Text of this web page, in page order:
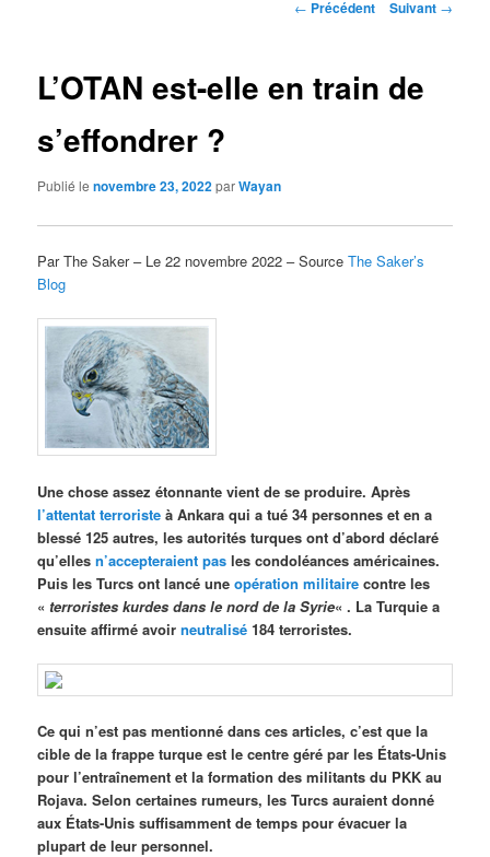
Navigation
← Précédent Suivant →
L’OTAN est-elle en train de
s’effondrer ?
Publié lenovembre 23, 2022parWayan
Par The Saker – Le 22 novembre 2022 – SourceThe Saker’s
Blog
Une chose assez étonnante vient de se produire. Après
l’attentat terroriste à Ankara qui a tué 34 personnes et en a
blessé 125 autres, les autorités turques ont d’abord déclaré
qu’ellesn’accepteraient pas les condoléances américaines.
Puis les Turcs ont lancé uneopération militaire contre les
« terroristes kurdes dans le nord de la Syrie« . La Turquie a
ensuite affirmé avoirneutralisé 184 terroristes.
Ce qui n’est pas mentionné dans ces articles, c’est que la
cible de la frappe turque est le centre géré par les États-Unis
pour l’entraînement et la formation des militants du PKK au
Rojava. Selon certaines rumeurs, les Turcs auraient donné
aux États-Unis suffisamment de temps pour évacuer la
plupart de leur personnel.